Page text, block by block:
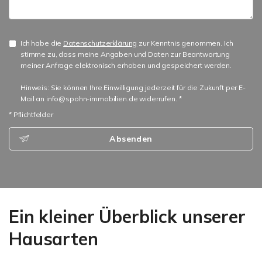
Ich habe die Datenschutzerklärung zur Kenntnis genommen. Ich
stimme zu, dass meine Angaben und Daten zur Beantwortung
meiner Anfrage elektronisch erhoben und gespeichert werden.
Hinweis: Sie können Ihre Einwilligung jederzeit für die Zukunft per E-
Mail an info@spohn-immobilien.de widerrufen. *
* Pflichtfelder
Absenden
Ein kleiner Überblick unserer
Hausarten